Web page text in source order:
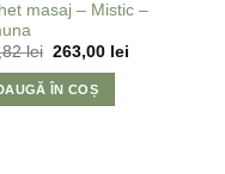
masaj – Mistic –
lei 263,00 lei
ÎN COȘ